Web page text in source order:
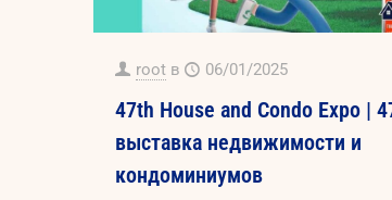
root в 06/01/2025
47th House and Condo Expo |
выставка недвижимости и
кондоминиумов